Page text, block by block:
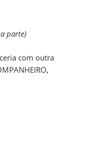
parte)
com outra